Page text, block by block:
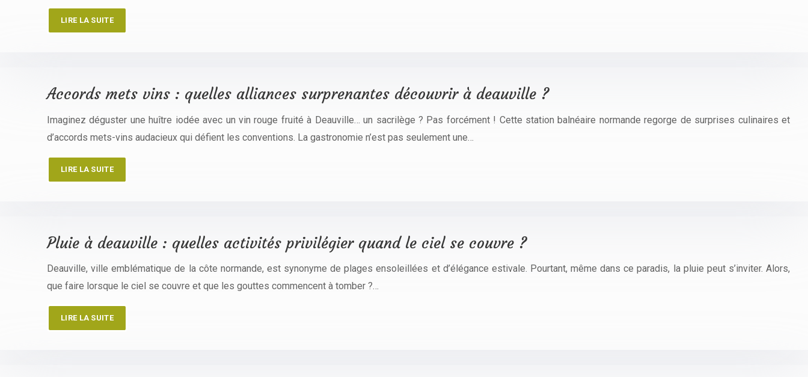
LIRE LA SUITE
Accords mets vins : quelles alliances surprenantes découvrir à deauville ?
Imaginez déguster une huître iodée avec un vin rouge fruité à Deauville… un sacrilège ? Pas forcément ! Cette station balnéaire normande regorge de surprises culinaires et
d’accords mets-vins audacieux qui défient les conventions. La gastronomie n’est pas seulement une…
LIRE LA SUITE
Pluie à deauville : quelles activités privilégier quand le ciel se couvre ?
Deauville, ville emblématique de la côte normande, est synonyme de plages ensoleillées et d’élégance estivale. Pourtant, même dans ce paradis, la pluie peut s’inviter. Alors,
que faire lorsque le ciel se couvre et que les gouttes commencent à tomber ?…
LIRE LA SUITE